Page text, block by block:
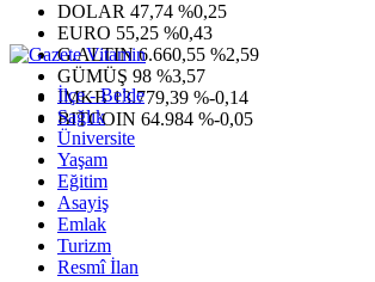
DOLAR 47,74 %0,25
EURO 55,25 %0,43
G.ALTIN6.660,55 %2,59
GÜMÜŞ 98 %3,57
IMKB13.779,39 %-0,14
BITCOIN 64.984 %-0,05
İlçe - Belde
Sağlık
Üniversite
Yaşam
Eğitim
Asayiş
Emlak
Turizm
Resmî İlan